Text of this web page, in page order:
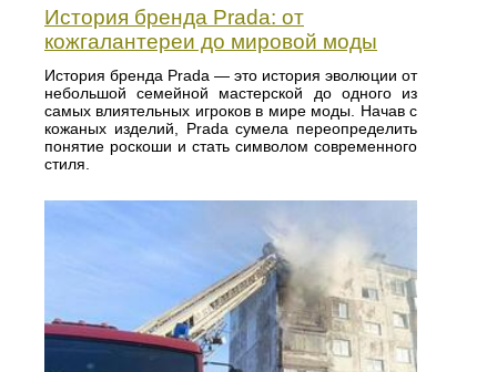
История бренда Prada: от
кожгалантереи до мировой моды
История бренда Prada — это история эволюции от
небольшой семейной мастерской до одного из
самых влиятельных игроков в мире моды. Начав с
кожаных изделий, Prada сумела переопределить
понятие роскоши и стать символом современного
стиля.